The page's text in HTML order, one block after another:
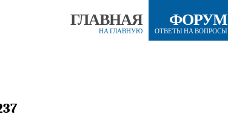
ГЛАВНАЯ
НА ГЛАВНУЮ
ФОРУМ
ОТВЕТЫ НА ВОПРОСЫ